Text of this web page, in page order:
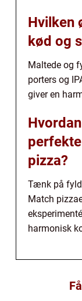
Hvilken
kød og
Maltede og
porters og
giver en
pizza?
Tænk på
Match
harmonisk